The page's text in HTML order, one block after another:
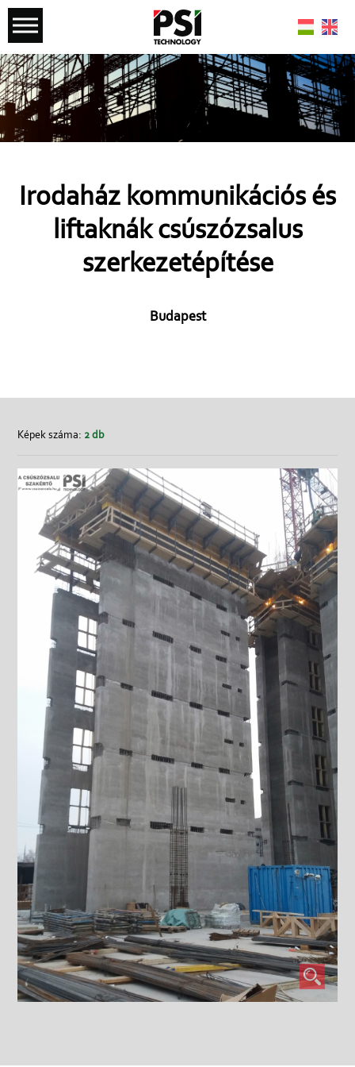
Irodaház kommunikációs és
liftaknák csúszózsalus
szerkezetépítése
Budapest
Képek száma: 2 db